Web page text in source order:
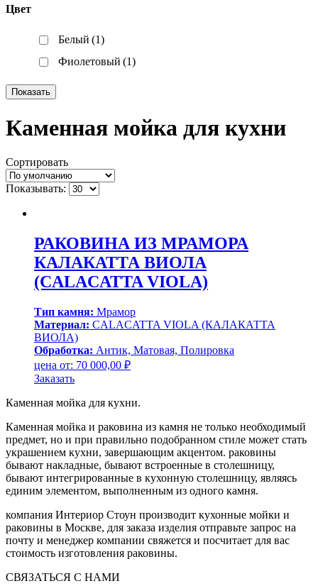
Цвет
Белый (1)
Фиолетовый (1)
Показать
Каменная мойка для кухни
Сортировать
Показывать:
РАКОВИНА ИЗ МРАМОРА
КАЛАКАТТА ВИОЛА
(CALACATTA VIOLA)
Тип камня: Мрамор
Материал: CALACATTA VIOLA (КАЛАКАТТА
ВИОЛА)
Обработка: Антик, Матовая, Полировка
цена от: 70 000,00 ₽
Заказать
Каменная мойка для кухни.
Каменная мойка и раковина из камня не только необходимый
предмет, но и при правильно подобранном стиле может стать
украшением кухни, завершающим акцентом. раковины
бывают накладные, бывают встроенные в столешницу,
бывают интегрированные в кухонную столешницу, являясь
единим элементом, выполненным из одного камня.
компания Интериор Стоун производит кухонные мойки и
раковины в Москве, для заказа изделия отправьте запрос на
почту и менеджер компании свяжется и посчитает для вас
стоимость изготовления раковины.
СВЯЗАТЬСЯ С НАМИ